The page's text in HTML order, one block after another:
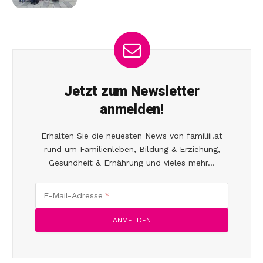
Jetzt zum Newsletter
anmelden!
Erhalten Sie die neuesten News von familiii.at
rund um Familienleben, Bildung & Erziehung,
Gesundheit & Ernährung und vieles mehr...
E-Mail-Adresse